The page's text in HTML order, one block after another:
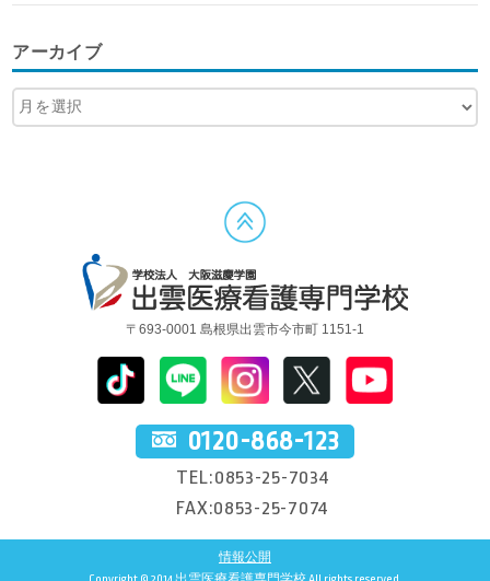
アーカイブ
〒693-0001 島根県出雲市今市町 1151-1
0120-868-123
TEL:0853-25-7034
FAX:0853-25-7074
情報公開